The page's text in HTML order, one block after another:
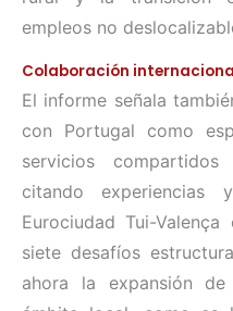
empleos no
Colaboración
El informe señala
con Portugal como
servicios
citando experiencias
Eurociudad Tui-
siete desafíos
ahora la expansión